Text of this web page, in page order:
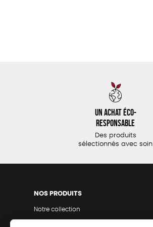
Un achat éco-
responsable
Des produits
sélectionnés avec soin
NOS PRODUITS
Notre collection